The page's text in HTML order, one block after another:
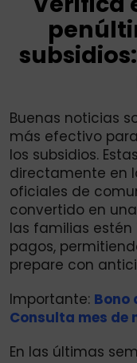
Buenas noticias
más efectivo
los subsidios.
directamente en
oficiales de
convertido en
las familias
pagos,
prepare con
Importante: Bono
Consulta mes de
En las últimas